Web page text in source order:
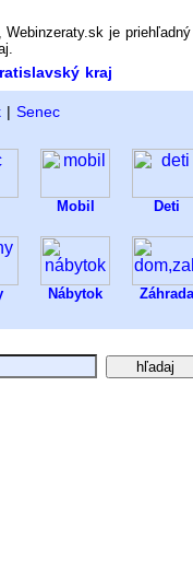
je
kraj
| Senec
Mobil Deti
Nábytok Záhrada